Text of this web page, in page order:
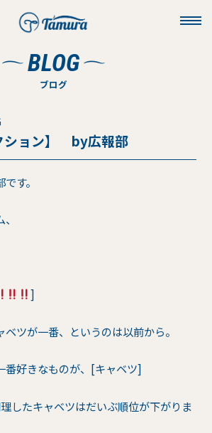
BLOG
ブログ
ション】 by広報部
す。
]
ツが一番、というのは以前から。
番好きなものが、[キャベツ]
したキャベツはだいぶ順位が下がりま